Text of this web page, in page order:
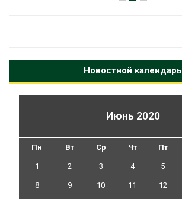
Новостной календарь
Июнь 2020
Пн Вт Ср Чт Пт
1 2 3 4 5
8 9 10 11 12